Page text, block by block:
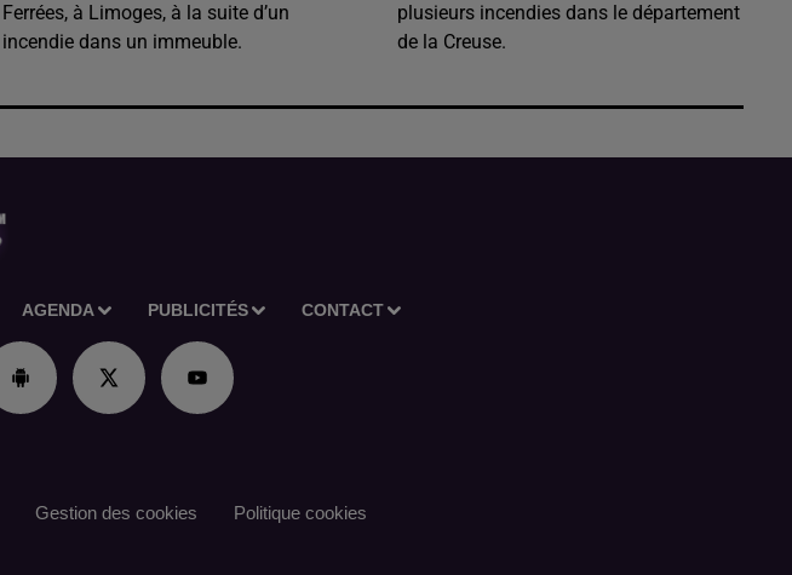
Ferrées, à Limoges, à la suite d’un
incendie dans un immeuble.
plusieurs incendies dans le département
de la Creuse.
AGENDA PUBLICITÉS CONTACT
Gestion des cookies Politique cookies